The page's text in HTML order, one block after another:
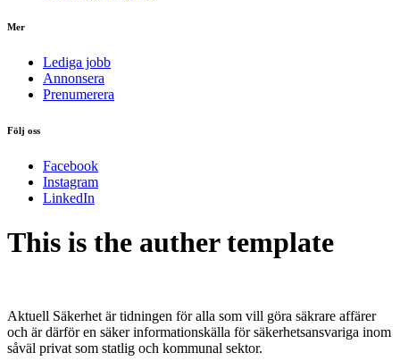
Mer
Lediga jobb
Annonsera
Prenumerera
Följ oss
Facebook
Instagram
LinkedIn
This is the auther template
Aktuell Säkerhet är tidningen för alla som vill göra säkrare affärer
och är därför en säker informationskälla för säkerhets­ansvariga inom
såväl privat som statlig och kommunal sektor.